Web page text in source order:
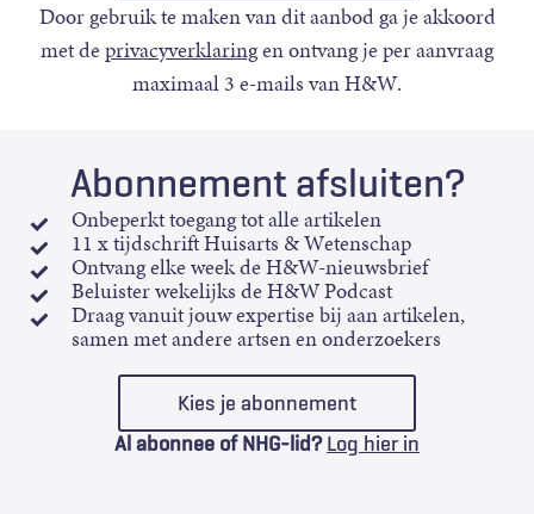
Door gebruik te maken van dit aanbod ga je akkoord
met deprivacyverklaringen ontvang je per aanvraag
maximaal 3 e-mails van H&W.
Abonnement afsluiten?
Onbeperkt toegang tot alle artikelen
11 x tijdschrift Huisarts & Wetenschap
Ontvang elke week de H&W-nieuwsbrief
Beluister wekelijks de H&W Podcast
Draag vanuit jouw expertise bij aan artikelen,
samen met andere artsen en onderzoekers
Kies je abonnement
Al abonnee of NHG-lid? Log hier in